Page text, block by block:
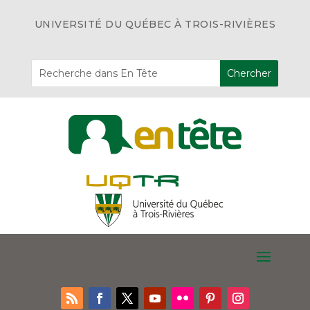
UNIVERSITÉ DU QUÉBEC À TROIS-RIVIÈRES